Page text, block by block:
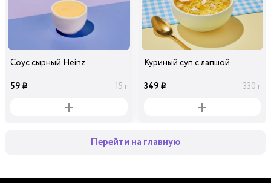
Соус сырный Heinz
59 i 15 г
Куриный суп с лапшой
349 i 330 г
Перейти на главную